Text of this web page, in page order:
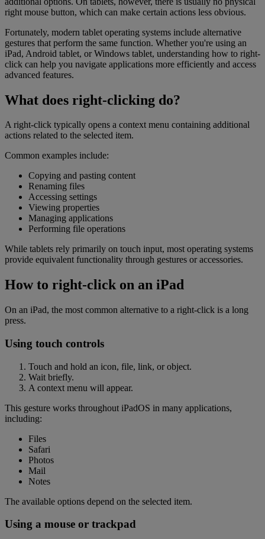
right mouse button, which can make certain actions less obvious.
Fortunately, modern tablet operating systems include alternative
gestures that perform the same function. Whether you're using an
iPad, Android tablet, or Windows tablet, understanding how to right-
click can help you navigate applications more efficiently and access
advanced features.
What does right-clicking do?
A right-click typically opens a context menu containing additional
actions related to the selected item.
Common examples include:
Copying and pasting content
Renaming files
Accessing settings
Viewing properties
Managing applications
Performing file operations
While tablets rely primarily on touch input, most operating systems
provide equivalent functionality through gestures or accessories.
How to right-click on an iPad
On an iPad, the most common alternative to a right-click is a long
press.
Using touch controls
Touch and hold an icon, file, link, or object.
Wait briefly.
A context menu will appear.
This gesture works throughout iPadOS in many applications,
including:
Files
Safari
Photos
Mail
Notes
The available options depend on the selected item.
Using a mouse or trackpad